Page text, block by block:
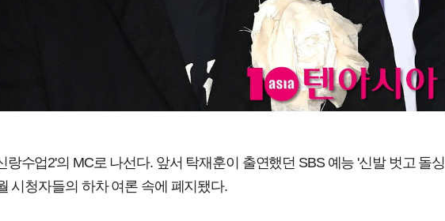
랑수업2'의 MC로 나선다. 앞서 탁재훈이 출연했던 SBS 예능 '신발 벗고 돌싱
시청자들의 하차 여론 속에 폐지됐다.